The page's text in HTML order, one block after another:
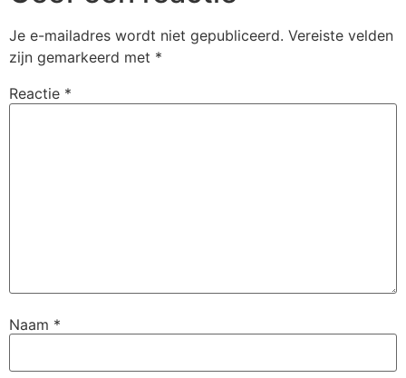
Je e-mailadres wordt niet gepubliceerd. Vereiste velden
zijn gemarkeerd met *
Reactie *
Naam *